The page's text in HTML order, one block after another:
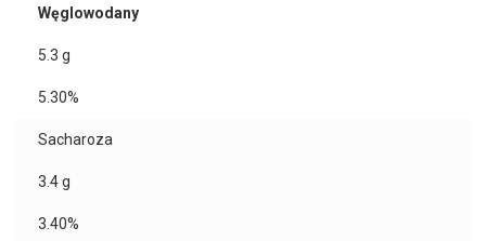
Węglowodany
5.3 g
5.30%
Sacharoza
3.4g
3.40%